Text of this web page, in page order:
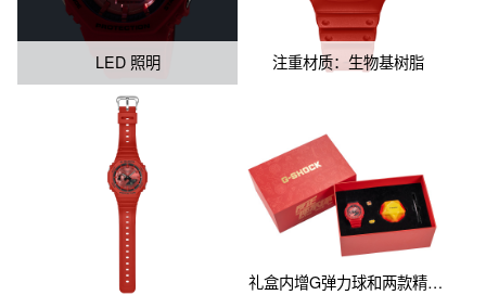
LED 照明 注重材质：生物基树脂
礼盒内增G弹力球和两款精致PIN饰